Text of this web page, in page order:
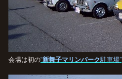
会場は初の“新舞子マリンパーク駐車場”